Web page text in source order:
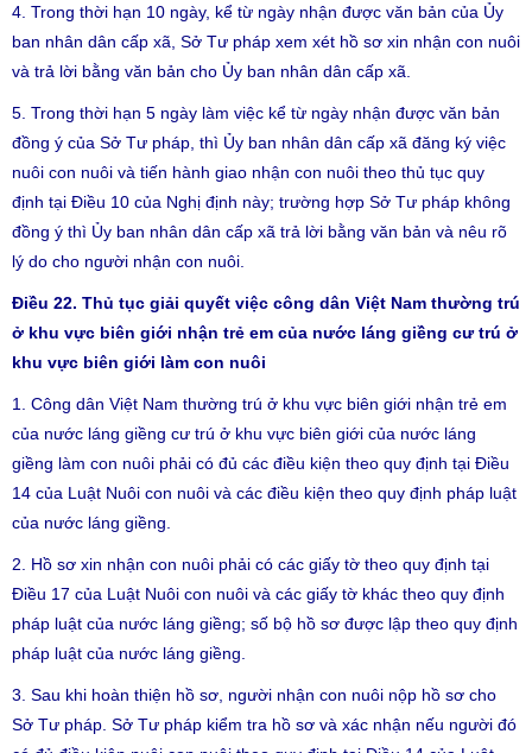
4. Trong thời hạn 10 ngày, kể từ ngày nhận được văn bản của Ủy
ban nhân dân cấp xã, Sở Tư pháp xem xét hồ sơ xin nhận con nuôi
và trả lời bằng văn bản cho Ủy ban nhân dân cấp xã.
5. Trong thời hạn 5 ngày làm việc kể từ ngày nhận được văn bản
đồng ý của Sở Tư pháp, thì Ủy ban nhân dân cấp xã đăng ký việc
nuôi con nuôi và tiến hành giao nhận con nuôi theo thủ tục quy
định tại Điều 10 của Nghị định này; trường hợp Sở Tư pháp không
đồng ý thì Ủy ban nhân dân cấp xã trả lời bằng văn bản và nêu rõ
lý do cho người nhận con nuôi.
Điều 22. Thủ tục giải quyết việc công dân Việt Nam thường trú
ở khu vực biên giới nhận trẻ em của nước láng giềng cư trú ở
khu vực biên giới làm con nuôi
1. Công dân Việt Nam thường trú ở khu vực biên giới nhận trẻ em
của nước láng giềng cư trú ở khu vực biên giới của nước láng
giềng làm con nuôi phải có đủ các điều kiện theo quy định tại Điều
14 của Luật Nuôi con nuôi và các điều kiện theo quy định pháp luật
của nước láng giềng.
2. Hồ sơ xin nhận con nuôi phải có các giấy tờ theo quy định tại
Điều 17 của Luật Nuôi con nuôi và các giấy tờ khác theo quy định
pháp luật của nước láng giềng; số bộ hồ sơ được lập theo quy định
pháp luật của nước láng giềng.
3. Sau khi hoàn thiện hồ sơ, người nhận con nuôi nộp hồ sơ cho
Sở Tư pháp. Sở Tư pháp kiểm tra hồ sơ và xác nhận nếu người đó